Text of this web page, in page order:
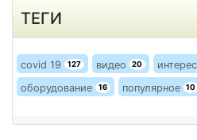
ТЕГИ
covid 19 127 видео 20
оборудование 16 популярное 10